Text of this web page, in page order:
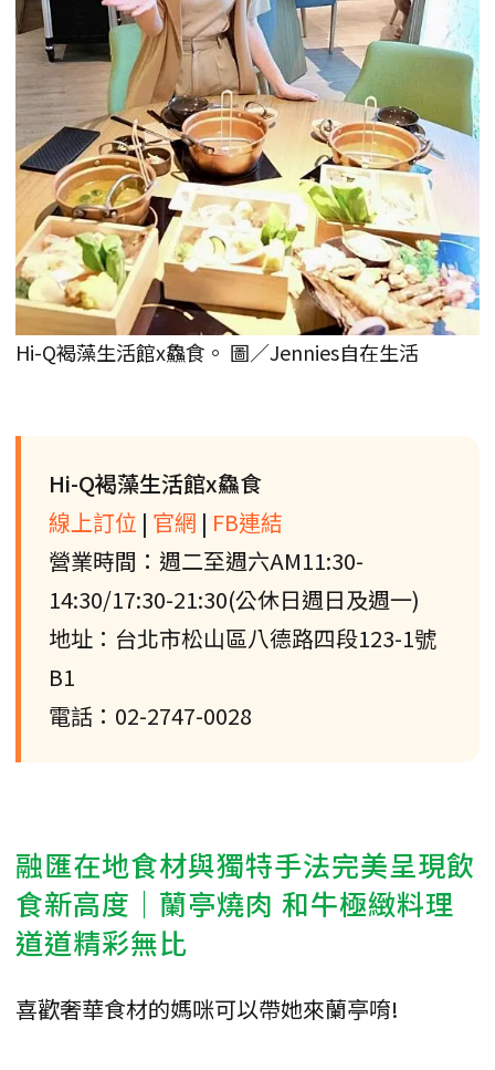
Hi-Q褐藻生活館x鱻食。 圖／Jennies自在生活
Hi-Q褐藻生活館x鱻食
線上訂位 | 官網 | FB連結
營業時間：週二至週六AM11:30-
14:30/17:30-21:30(公休日週日及週一)
地址：台北市松山區八德路四段123-1號
B1
電話：02-2747-0028
融匯在地食材與獨特手法完美呈現飲
食新高度｜蘭亭燒肉 和牛極緻料理
道道精彩無比
喜歡奢華食材的媽咪可以帶她來蘭亭唷!